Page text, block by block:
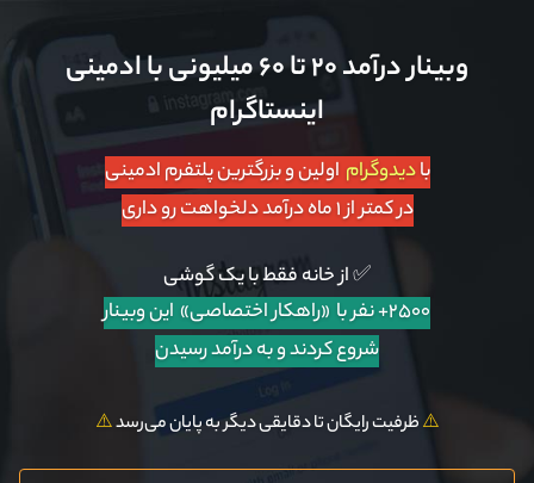
وبینار درآمد ۲۰ تا ۶۰ میلیونی با ادمینی
اینستاگرام
بادیدوگرام اولین و بزرگترین پلتفرم ادمینی
در کمتر از ۱ ماه درآمد دلخواهت رو داری
✅ از خانه فقط با یک گوشی
۲۵۰۰+ نفر با «راهکار اختصاصی»
این وبینار
شروع کردند و به درآمد رسیدن
⚠️ظرفیت رایگان تا دقایقی دیگر به پایان می‌رسد⚠️